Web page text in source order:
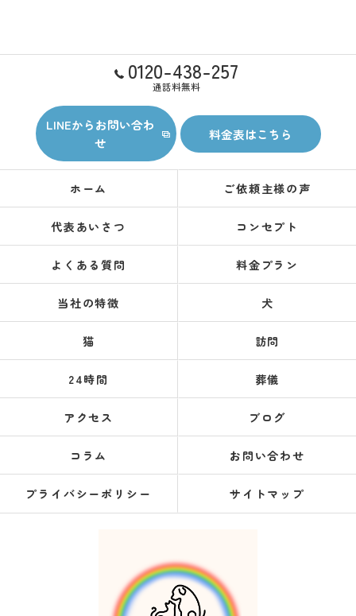
0120-438-257
通話料無料
LINEからお問い合わ
せ
料金表はこちら
ホーム ご依頼主様の声
代表あいさつ コンセプト
よくある質問 料金プラン
当社の特徴 犬
猫 訪問
24時間 葬儀
アクセス ブログ
コラム お問い合わせ
プライバシーポリシー サイトマップ